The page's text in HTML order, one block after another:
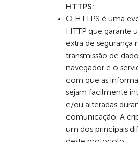
HTTPS:
O HTTPS é uma
HTTP que garante
extra de segurança
transmissão de
navegador e o
com que as
sejam facilmente
e/ou alteradas
comunicação. A
um dos principais